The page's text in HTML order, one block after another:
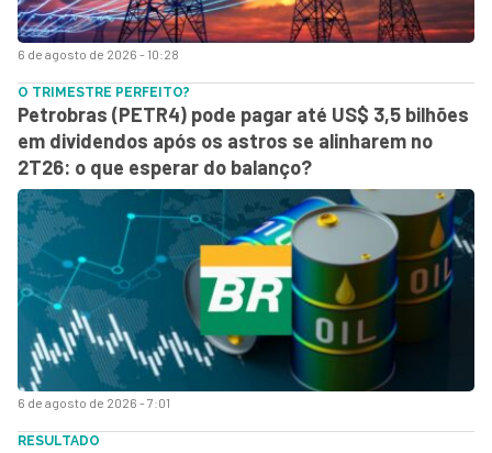
6 de agosto de 2026 - 10:28
6 de agosto de 2026 - 7:01
O TRIMESTRE PERFEITO?
Petrobras (PETR4) pode pagar até US$ 3,5 bilhões
em dividendos após os astros se alinharem no
2T26: o que esperar do balanço?
RESULTADO